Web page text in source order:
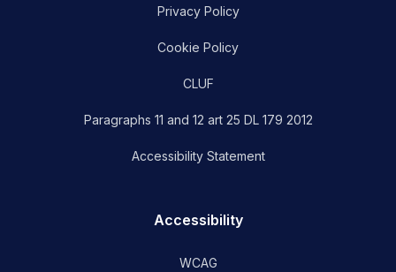
Privacy Policy
Cookie Policy
CLUF
Paragraphs 11 and 12 art 25 DL 179 2012
Accessibility Statement
Accessibility
WCAG